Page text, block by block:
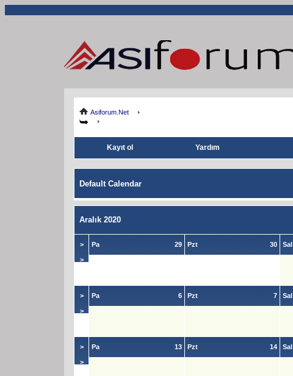
Asiforum.Net
Kayıt ol Yardım
Default Calendar
Aralık 2020
>
>
29
Pa 30
Pzt Sal
>
>
6
Pa 7
Pzt Sal
>
>
13
Pa 14
Pzt Sal